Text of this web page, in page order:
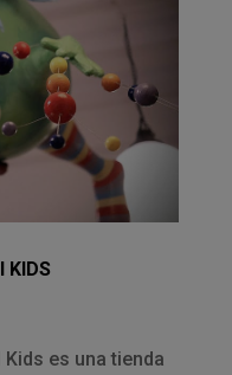
KIDS
Kids es una tienda